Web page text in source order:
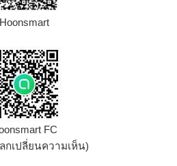
Hoonsmart
FC
กเปลี่ยนความเห็น)